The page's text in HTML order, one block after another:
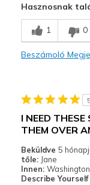
Comfortable
Durable
Casual Wear
Travel
Walking
Width
Hasznosnak
1 0
Beszámoló
I NEED THESE
THEM OVER
Beküldve 5
tőle: Jane
Innen: Washington
Describe Yourself